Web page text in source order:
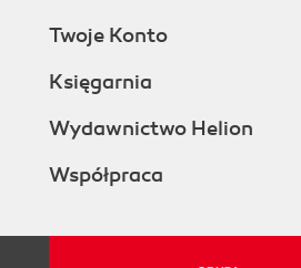
Twoje Konto
Księgarnia
Wydawnictwo Helion
Współpraca